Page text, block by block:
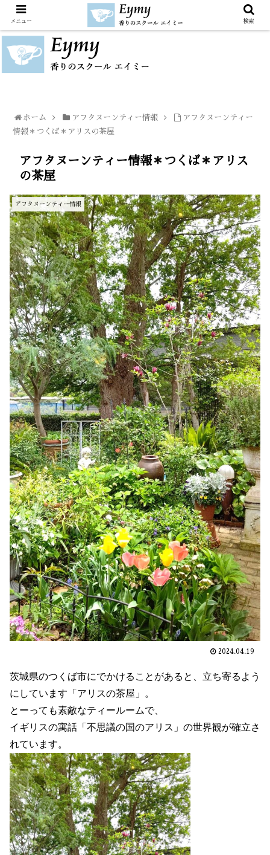
ホーム アフタヌーンティー情報
アフタヌーンティー
情報＊つくば＊アリスの茶屋
アフタヌーンティー情報＊つくば＊アリス
の茶屋
アフタヌーンティー情報
2024.04.19
茨城県のつくば市にでかけることがあると、立ち寄るよう
にしています「アリスの茶屋」。
とーっても素敵なティールームで、
イギリスの寓話「不思議の国のアリス」の世界観が確立さ
れています。
メニュー 検索